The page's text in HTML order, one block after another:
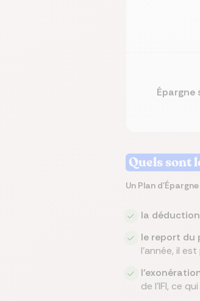
Épargne
Quels sont
Un Plan
la
le report du
l’année, il
de l'IFI, ce